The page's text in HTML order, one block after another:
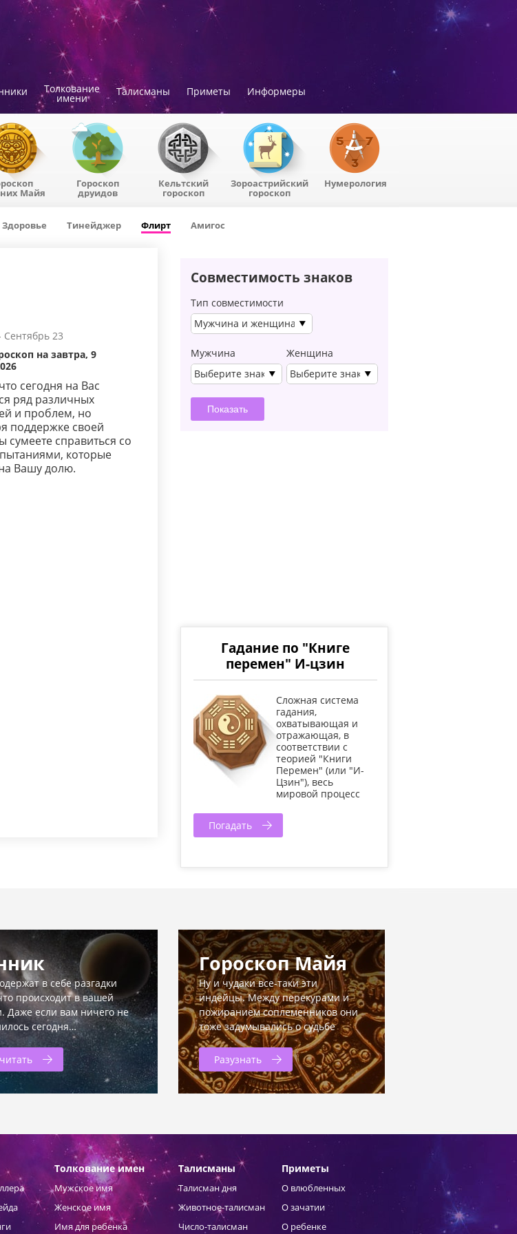
Толкование
имени
Талисманы Приметы Информеры
Майя
Гороскоп
друидов
Кельтский
гороскоп
Зороастрийский
гороскоп
Нумерология
Здоровье Тинейджер Флирт Амигос
Сентябрь 23
на завтра, 9
сегодня на Вас
ряд различных
и проблем, но
поддержке своей
сумеете справиться со
которые
Вашу долю.
Совместимость знаков
Тип совместимости
Мужчина и женщина
Мужчина
Выберите знак
Женщина
Выберите знак
Гадание по "Книге
перемен" И-цзин
Cложная система
гадания,
охватывающая и
отражающая, в
соответствии с
теорией "Книги
Перемен" (или "И-
Цзин"), весь
мировой процесс
Погадать
в себе разгадки
происходит в вашей
Даже если вам ничего не
сегодня…
Гороскоп Майя
Ну и чудаки все-таки эти
индейцы. Между перекурами и
пожиранием соплеменников они
тоже задумывались о судьбе
Разузнать
Толкование имен
Мужское имя
Женское имя
Имя для ребенка
Талисманы
Талисман дня
Животное-талисман
Число-талисман
Приметы
О влюбленных
О зачатии
О ребенке